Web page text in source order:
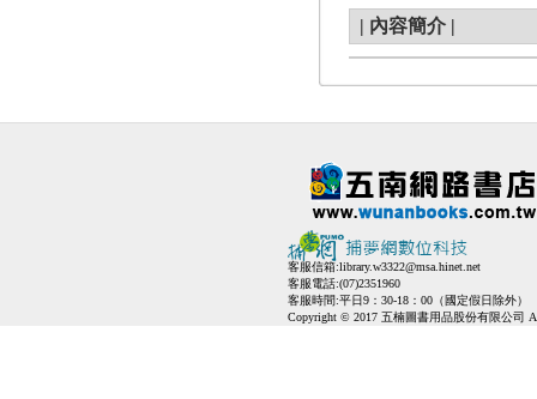
| 內容簡介 |
客服信箱:library.w3322@msa.hinet.net
客服電話:(07)2351960
客服時間:平日9：30-18：00（國定假日除外）
Copyright © 2017 五楠圖書用品股份有限公司